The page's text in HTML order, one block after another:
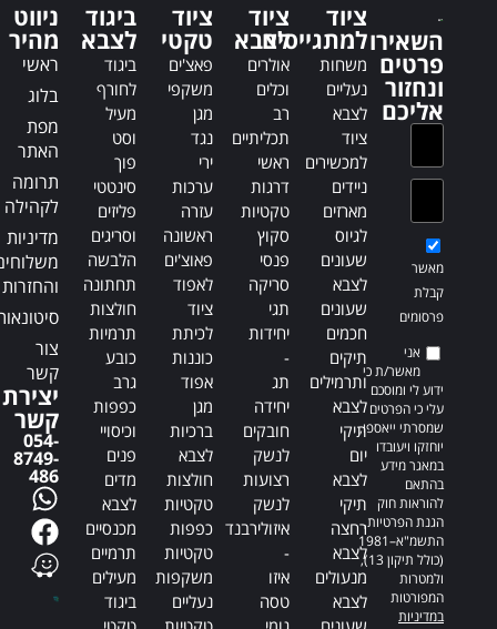
a
t
v
e
t
השאירו
פרטים
ונחזור
אליכם
מאשר
קבלת
פרסומים
אני
מאשר/ת כי
ידוע לי ומוסכם
עלי כי הפרטים
שמסרתי ייאספו,
יוחזקו ויעובדו
במאגר מידע
בהתאם
להוראות חוק
הגנת הפרטיות,
התשמ"א–1981
(כולל תיקון 13),
ולמטרות
המפורטות
במדיניות
ציוד
למתגייסים
משחות
נעליים
לצבא
ציוד
למכשירים
ניידים
מארזים
לגיוס
שעונים
לצבא
שעונים
חכמים
תיקים
ותרמילים
לצבא
תיקי
יום
לצבא
תיקי
רחצה
לצבא
מנעולים
לצבא
ציוד
לצבא
אולרים
וכלים
רב
תכליתיים
ראשי
דרגות
טקטיות
סקוץ
פנסי
סריקה
תגי
יחידות
-
תג
יחידה
חובקים
לנשק
רצועות
לנשק
איזולירבנד
-
איזו
טסה
ציוד
טקטי
פאצ'ים
משקפי
מגן
נגד
ירי
ערכות
עזרה
ראשונה
פאוצ'ים
לאפוד
ציוד
לכיתת
כוננות
אפוד
מגן
ברכיות
לצבא
חולצות
טקטיות
כפפות
טקטיות
משקפות
נעליים
ביגוד
לצבא
ביגוד
לחורף
מעיל
וסט
פוך
סינטטי
פליזים
וסריגים
הלבשה
תחתונה
חולצות
תרמיות
כובע
גרב
כפפות
וכיסויי
פנים
מדים
לצבא
מכנסיים
תרמיים
מעילים
ביגוד
ניווט
מהיר
ראשי
בלוג
מפת
האתר
תרומה
לקהילה
מדיניות
והחזרות
צור
קשר
יצירת
קשר
054-
8749-
486